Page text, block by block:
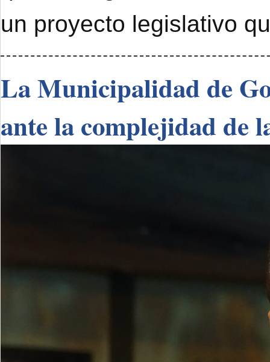
un proyecto legislativo
La Municipalidad de
ante la complejidad de